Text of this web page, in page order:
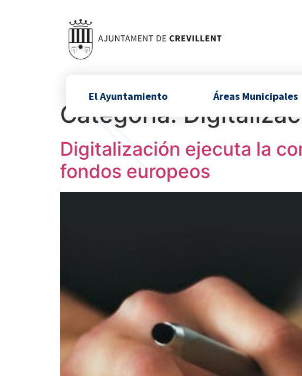
El Ayuntamiento Áreas Municipales
Categoría:
Digitalización ejecuta la
fondos europeos